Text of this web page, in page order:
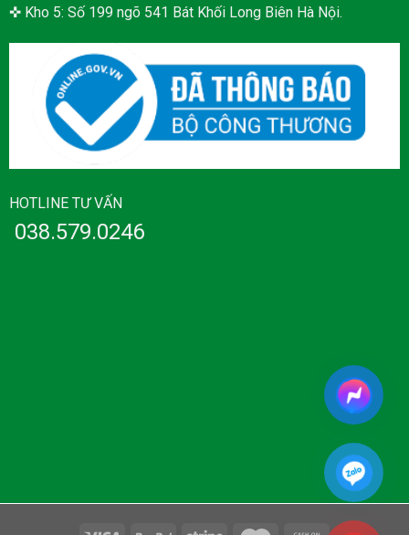
✜ Kho 5: Số 199 ngõ 541 Bát Khối Long Biên Hà Nội.
HOTLINE TƯ VẤN
038.579.0246